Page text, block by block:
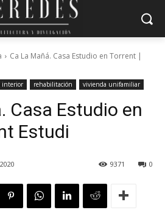
Ca La Mañá. Casa Estudio en Torrent |
interior rehabilitación vivienda unifamiliar
Casa Estudio en
Estudi
0
9371